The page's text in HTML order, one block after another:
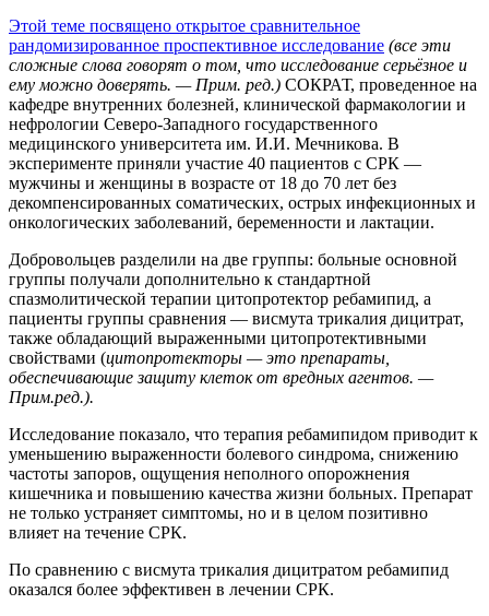
Этой теме посвящено открытое сравнительное
рандомизированное проспективное исследование (все эти
сложные слова говорят о том, что исследование серьёзное и
ему можно доверять. — Прим. ред.) СОКРАТ, проведенное на
кафедре внутренних болезней, клинической фармакологии и
нефрологии Северо-Западного государственного
медицинского университета им. И.И. Мечникова. В
эксперименте приняли участие 40 пациентов с СРК —
мужчины и женщины в возрасте от 18 до 70 лет без
декомпенсированных соматических, острых инфекционных и
онкологических заболеваний, беременности и лактации.
Добровольцев разделили на две группы: больные основной
группы получали дополнительно к стандартной
спазмолитической терапии цитопротектор ребамипид, а
пациенты группы сравнения — висмута трикалия дицитрат,
также обладающий выраженными цитопротективными
свойствами (цитопротекторы — это препараты,
обеспечивающие защиту клеток от вредных агентов. —
Прим.ред.).
Исследование показало, что терапия ребамипидом приводит к
уменьшению выраженности болевого синдрома, снижению
частоты запоров, ощущения неполного опорожнения
кишечника и повышению качества жизни больных. Препарат
не только устраняет симптомы, но и в целом позитивно
влияет на течение СРК.
По сравнению с висмута трикалия дицитратом ребамипид
оказался более эффективен в лечении СРК.